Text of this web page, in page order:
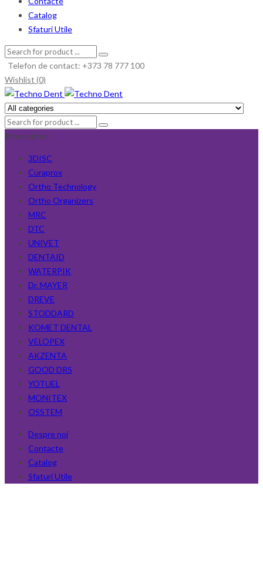
Catalog
Sfaturi Utile
Telefon de contact: +373 78 777 100
Wishlist (0)
Producători
3DISC
Curaprox
Ortho Technology
Ortho Organizers
MRC
DTC
UNIVET
DENTAID
WATERPIK
Dr. MAYER
DREVE
STODDARD
KOMET DENTAL
VELOPEX
AKZENTA
GOOD DRS
YOTUEL
MONITEX
OSSTEM
Despre noi
Contacte
Catalog
Sfaturi Utile